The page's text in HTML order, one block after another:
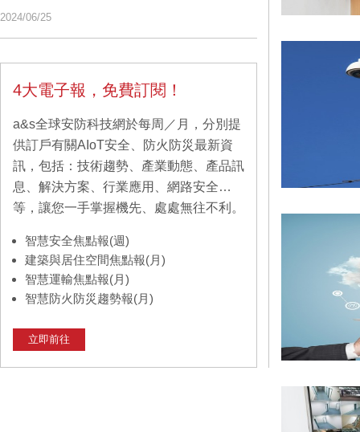
2024/06/25
4大電子報，免費訂閱！
a&s全球安防科技網於每周／月，分別提
供訂戶有關AIoT安全、防火防災最新資
訊，包括：技術趨勢、產業動態、產品訊
息、解決方案、行業應用、網路安全…
等，讓您一手掌握機先、處處無往不利。
智慧安全焦點報(週)
建築與居住空間焦點報(月)
智慧運輸焦點報(月)
智慧防火防災趨勢報(月)
立即前往